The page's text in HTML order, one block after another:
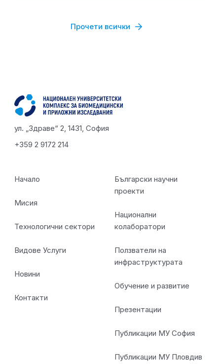
Прочети всички
ул. „Здраве“ 2, 1431, София
+359 2 9172 214
Начало
Мисия
Технологични сектори
Видове Услуги
Новини
Контакти
Български научни
проекти
Национални
колаборатори
Ползватели на
инфраструктурата
Обучение и развитие
Презентации
Публикации МУ София
Публикации МУ Пловдив